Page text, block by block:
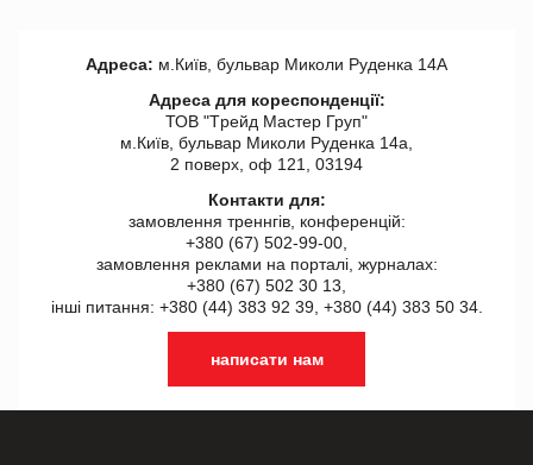
Адреса: м.Київ, бульвар Миколи Руденка 14А
Адреса для кореспонденції:
ТОВ "Tрейд Мастер Груп"
м.Київ, бульвар Миколи Руденка 14а,
2 поверх, оф 121, 03194
Контакти для:
замовлення треннгів, конференцій:
+380 (67) 502-99-00,
замовлення реклами на порталі, журналах:
+380 (67) 502 30 13,
інші питання: +380 (44) 383 92 39, +380 (44) 383 50 34.
написати нам